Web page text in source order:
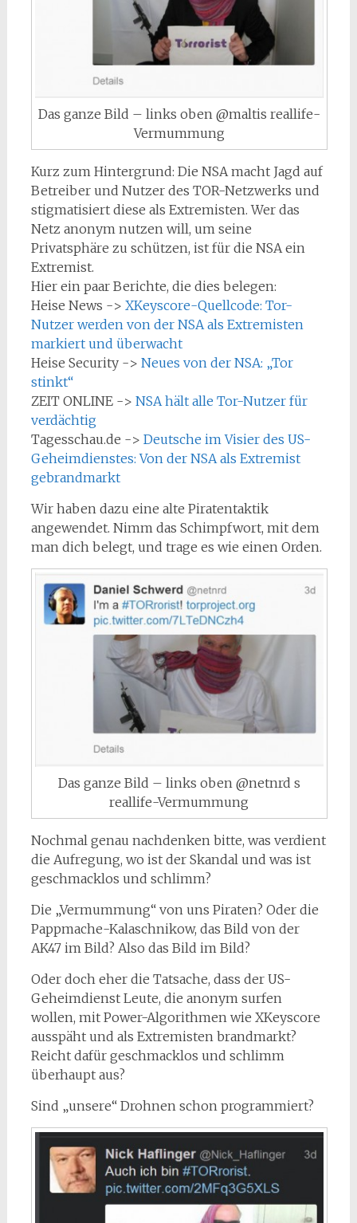
Das ganze Bild – links oben @maltis reallife-
Vermummung
Kurz zum Hintergrund: Die NSA macht Jagd auf
Betreiber und Nutzer des TOR-Netzwerks und
stigmatisiert diese als Extremisten. Wer das
Netz anonym nutzen will, um seine
Privatsphäre zu schützen, ist für die NSA ein
Extremist.
Hier ein paar Berichte, die dies belegen:
Heise News -> XKeyscore-Quellcode: Tor-
Nutzer werden von der NSA als Extremisten
markiert und überwacht
Heise Security -> Neues von der NSA: „Tor
stinkt“
ZEIT ONLINE -> NSA hält alle Tor-Nutzer für
verdächtig
Tagesschau.de -> Deutsche im Visier des US-
Geheimdienstes: Von der NSA als Extremist
gebrandmarkt
Wir haben dazu eine alte Piratentaktik
angewendet. Nimm das Schimpfwort, mit dem
man dich belegt, und trage es wie einen Orden.
Das ganze Bild – links oben @netnrd s
reallife-Vermummung
Nochmal genau nachdenken bitte, was verdient
die Aufregung, wo ist der Skandal und was ist
geschmacklos und schlimm?
Die „Vermummung“ von uns Piraten? Oder die
Pappmache-Kalaschnikow, das Bild von der
AK47 im Bild? Also das Bild im Bild?
Oder doch eher die Tatsache, dass der US-
Geheimdienst Leute, die anonym surfen
wollen, mit Power-Algorithmen wie XKeyscore
ausspäht und als Extremisten brandmarkt?
Reicht dafür geschmacklos und schlimm
überhaupt aus?
Sind „unsere“ Drohnen schon programmiert?